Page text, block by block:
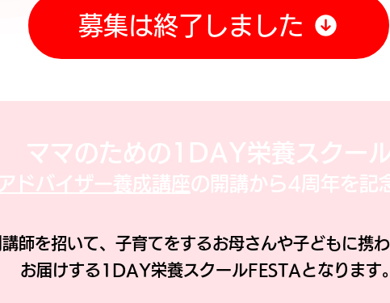
募集は終了しました
ママのための1DAY栄養スクー
ドバイザー養成講座の開講から4周年を記
師を招いて、子育てをするお母さんや子どもに携
お届けする1DAY栄養スクールFESTAとなります。